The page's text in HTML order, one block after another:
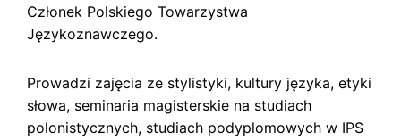
Członek Polskiego Towarzystwa
Językoznawczego.
Prowadzi zajęcia ze stylistyki, kultury języka, etyki
słowa, seminaria magisterskie na studiach
polonistycznych, studiach podyplomowych w IPS